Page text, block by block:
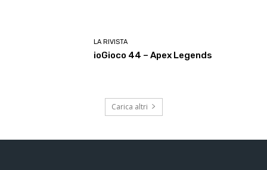
LA RIVISTA
ioGioco 44 – Apex Legends
Carica altri